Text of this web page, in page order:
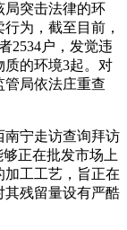
局突击法律的环
为，截至目前，
2534户，发觉违
质的环境3起。对
管局依法庄重查
宁走访查询拜访
正在批发市场上
工工艺，旨正在
其残留量设有严酷